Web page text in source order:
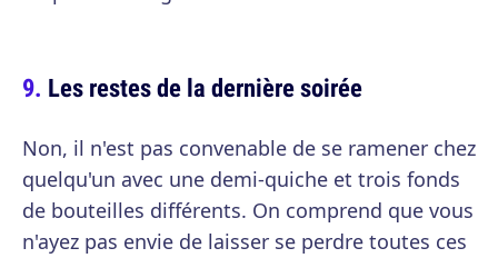
Les restes de la dernière soirée
Non, il n'est pas convenable de se ramener chez
quelqu'un avec une demi-quiche et trois fonds
de bouteilles différents. On comprend que vous
n'ayez pas envie de laisser se perdre toutes ces